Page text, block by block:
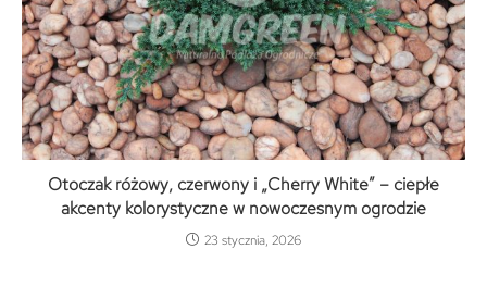
Otoczak różowy, czerwony i „Cherry White” – ciepłe
akcenty kolorystyczne w nowoczesnym ogrodzie
23 stycznia, 2026